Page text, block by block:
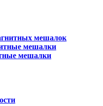
мешалок
мешалки
мешалки